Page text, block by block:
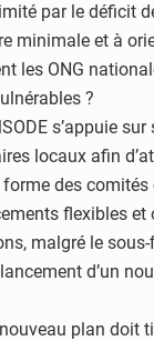
par le
minimale et à
les ONG
?
s’appuie
locaux afin
forme des
flexibles
malgré le
d’un
plan doit